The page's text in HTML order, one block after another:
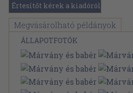
Értesítőt kérek a kiadóról
Megvásárolható példányok
ÁLLAPOTFOTÓK